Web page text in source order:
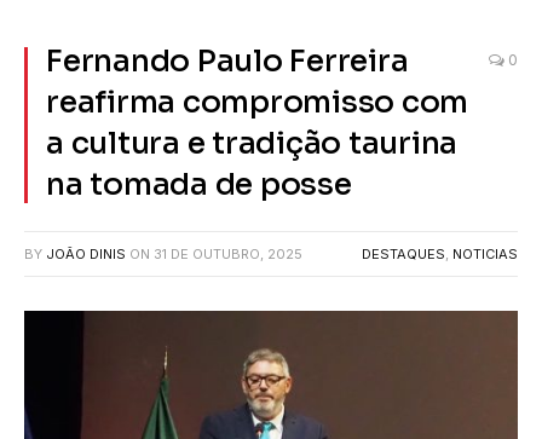
Fernando Paulo Ferreira
reafirma compromisso com
a cultura e tradição taurina
na tomada de posse
0
BY JOÃO DINIS ON 31 DE OUTUBRO, 2025 DESTAQUES, NOTICIAS